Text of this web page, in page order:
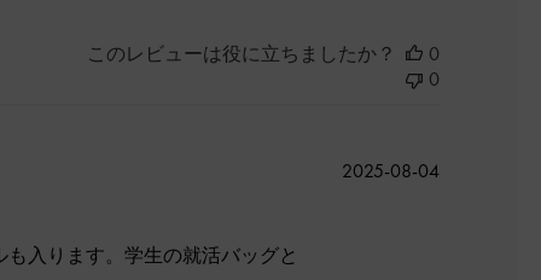
このレビューは役に立ちましたか？
0
0
入ります。学生の就活バッグと
公
2025-08-04